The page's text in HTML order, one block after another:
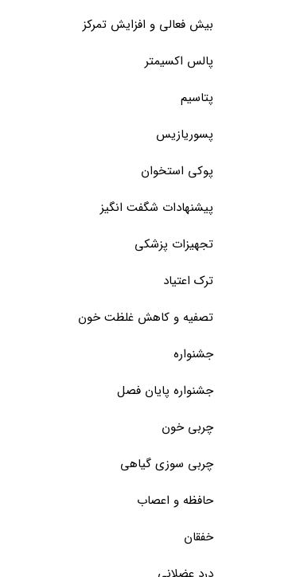
بیش فعالی و افزایش تمرکز
پالس اکسیمتر
پتاسیم
پسوریازیس
پوکی استخوان
پیشنهادات شگفت انگیز
تجهیزات پزشکی
ترک اعتیاد
تصفیه و کاهش غلظت خون
جشنواره
جشنواره پایان فصل
چربی خون
چربی سوزی گیاهی
حافظه و اعصاب
خفقان